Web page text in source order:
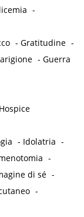
-
-Gratitudine -
-Guerra
Hospice
- Idolatria -
-
di sé -
-